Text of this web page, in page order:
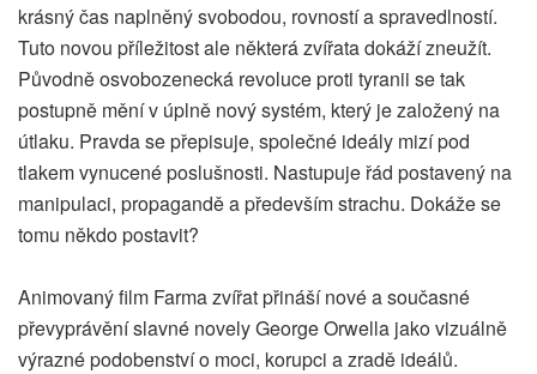
krásný čas naplněný svobodou, rovností a spravedlností.
Tuto novou příležitost ale některá zvířata dokáží zneužít.
Původně osvobozenecká revoluce proti tyranii se tak
postupně mění v úplně nový systém, který je založený na
útlaku. Pravda se přepisuje, společné ideály mizí pod
tlakem vynucené poslušnosti. Nastupuje řád postavený na
manipulaci, propagandě a především strachu. Dokáže se
tomu někdo postavit?
Animovaný film Farma zvířat přináší nové a současné
převyprávění slavné novely George Orwella jako vizuálně
výrazné podobenství o moci, korupci a zradě ideálů.